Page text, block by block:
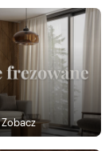
Zobacz